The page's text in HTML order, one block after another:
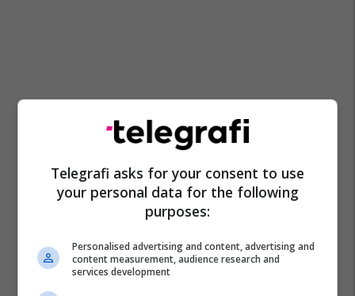
Telegrafi asks for your consent to use
your personal data for the following
purposes:
Personalised advertising and content, advertising and
content measurement, audience research and
services development